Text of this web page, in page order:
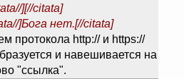
][//citata]
]Бога нет.[//citata]
протокола http:// и https://
и навешивается на
"ссылка".